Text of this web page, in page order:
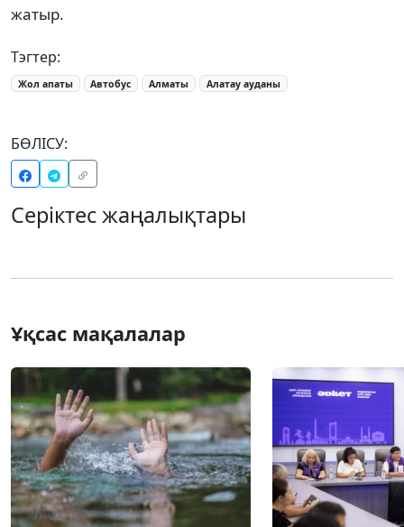
жатыр.
Тэгтер:
Жол апаты Автобус Алматы Алатау ауданы
БӨЛІСУ:
Серіктес жаңалықтары
Ұқсас мақалалар